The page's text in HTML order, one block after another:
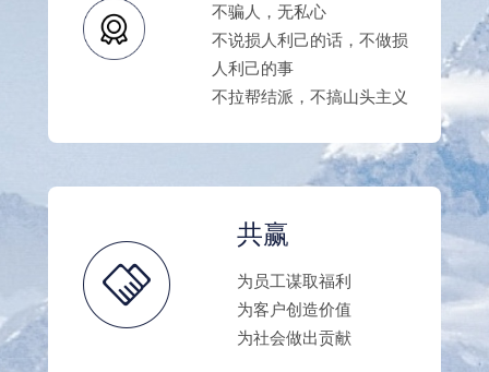
不骗人，无私心
不说损人利己的话，不做损
人利己的事
不拉帮结派，不搞山头主义
共赢
为员工谋取福利
为客户创造价值
为社会做出贡献